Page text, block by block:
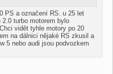
PS a označení RS. u 25 let
turbo motorem bylo
vidět tyhle motory po 20
na dálnici nějaké RS zkusil a
5 nebo audi jsou podvozkem